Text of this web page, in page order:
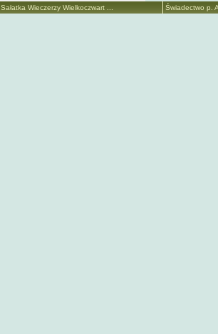
Sałatka Wieczerzy Wielkoczwart ... Świadectwo p.